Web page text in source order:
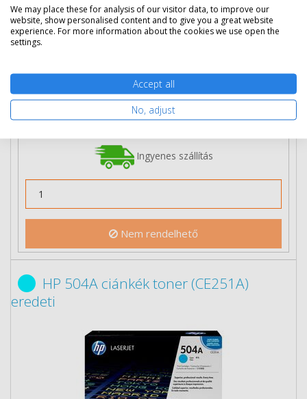
97 890 Ft (bruttó 124 320 Ft)
(bruttó 122 161 Ft) / db
3 db-tól94 490 Ft (bruttó 120 002 Ft) / db
Rendelésre Mikor kapom meg?
Ingyenes szállítás
Nem rendelhető
HP 504A ciánkék toner (CE251A)
eredeti
We may place these for analysis of our visitor data, to improve our
website, show personalised content and to give you a great website
experience. For more information about the cookies we use open the
settings.
Accept all
No, adjust